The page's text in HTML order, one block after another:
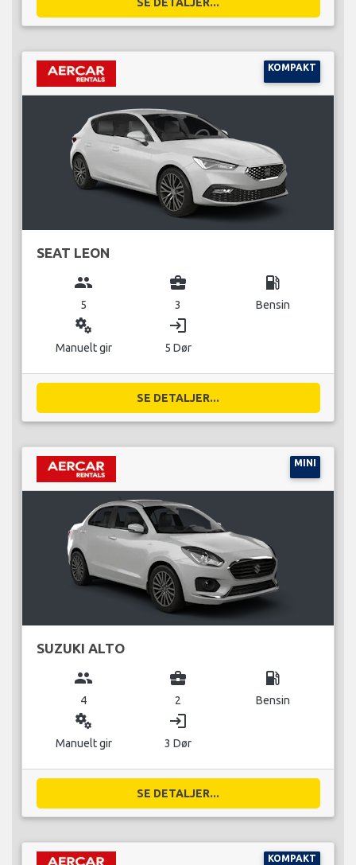
KOMPAKT
SEAT LEON
group
5
business_center
3
local_gas_station
Bensin
miscellaneous_services
Manuelt gir
login
5 Dør
SE DETALJER...
MINI
SUZUKI ALTO
group
4
business_center
2
local_gas_station
Bensin
miscellaneous_services
Manuelt gir
login
3 Dør
SE DETALJER...
KOMPAKT